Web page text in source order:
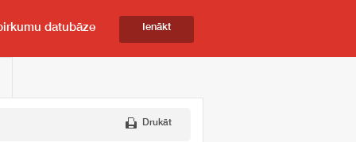
datubāze Ienākt
Drukāt